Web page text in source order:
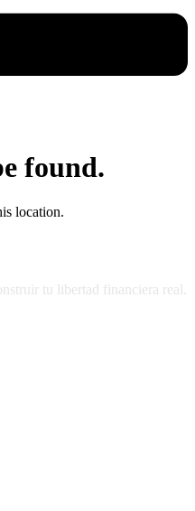
found.
location.
tu libertad financiera real.